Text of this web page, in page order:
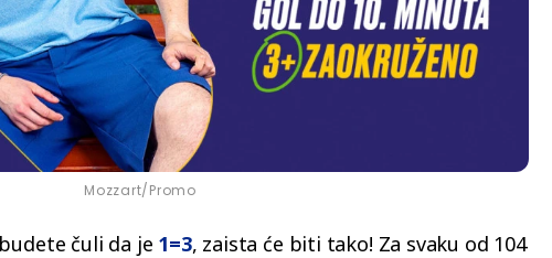
Mozzart/Promo
čuli da je 1=3, zaista će biti tako! Za svaku od 104